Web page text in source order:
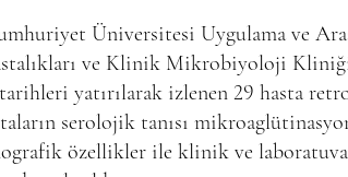
Üniversitesi Uygulama ve
ve Klinik Mikrobiyoloji
yatırılarak izlenen 29 hasta
serolojik tanısı
özellikler ile klinik ve